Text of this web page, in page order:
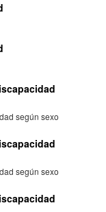
según sexo
según sexo